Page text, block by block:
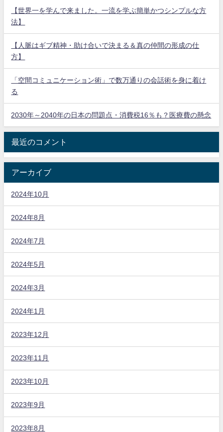
【世界一を学んで来ました。一流を学ぶ簡単かつシンプルな方
法】
【人脈はギブ精神・助け合いで決まる＆真の仲間の形成の仕
方】
「空間コミュニケーション術」で数万通りの会話術を身に着け
る
2030年～2040年の日本の問題点・消費税16％も？医療費の懸念
最近のコメント
アーカイブ
2024年10月
2024年8月
2024年7月
2024年5月
2024年3月
2024年1月
2023年12月
2023年11月
2023年10月
2023年9月
2023年8月